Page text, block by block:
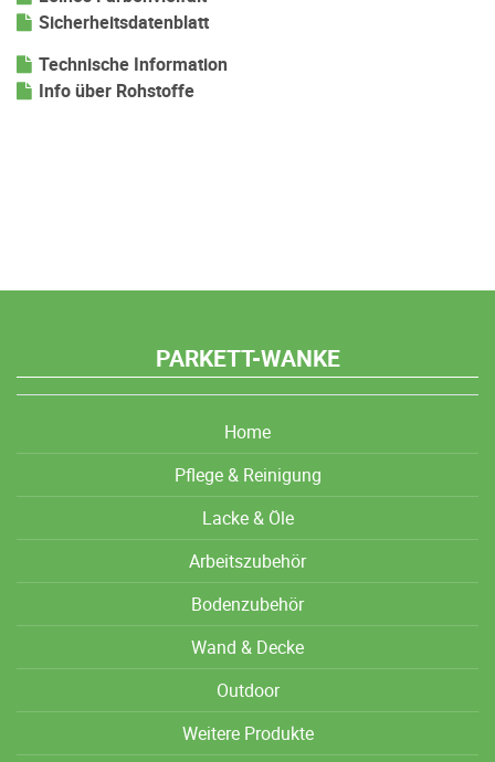
Sicherheitsdatenblatt
Technische Information
Info über Rohstoffe
PARKETT-WANKE
Home
Pflege & Reinigung
Lacke & Öle
Arbeitszubehör
Bodenzubehör
Wand & Decke
Outdoor
Weitere Produkte